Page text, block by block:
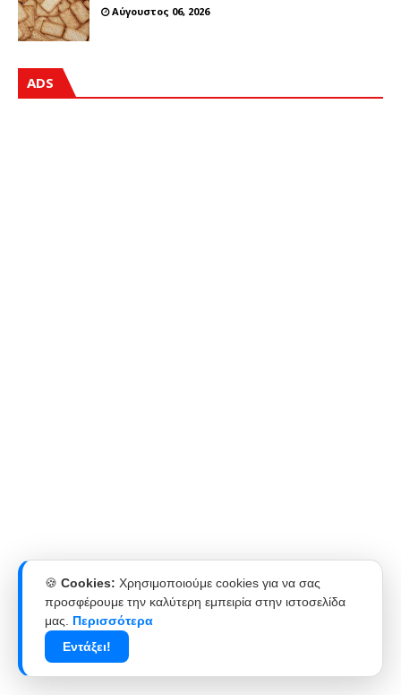
Αύγουστος 06, 2026
ADS
🍪 Cookies: Χρησιμοποιούμε cookies για να σας
προσφέρουμε την καλύτερη εμπειρία στην ιστοσελίδα
μας. Περισσότερα
Εντάξει!